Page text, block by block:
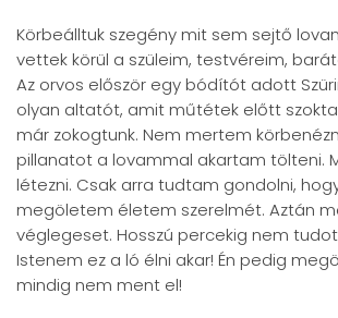
Körbeálltuk szegény mit sem sejtő
vettek körül a szüleim, testvéreim,
Az orvos először egy bódítót adott
olyan altatót, amit műtétek előtt
már zokogtunk. Nem mertem
pillanatot a lovammal akartam tölteni.
létezni. Csak arra tudtam gondolni,
megöletem életem szerelmét. Aztán
véglegeset. Hosszú percekig nem
Istenem ez a ló élni akar! Én pedig
mindig nem ment el!